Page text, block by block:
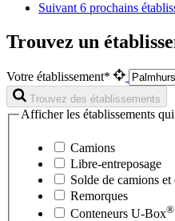
Suivant 6 prochains
Trouvez un
Votre établissement*
Trouvez des établissements
Afficher les établissements
Camions
Libre-entreposage
Solde de camions et
Remorques
Conteneurs U-Box®